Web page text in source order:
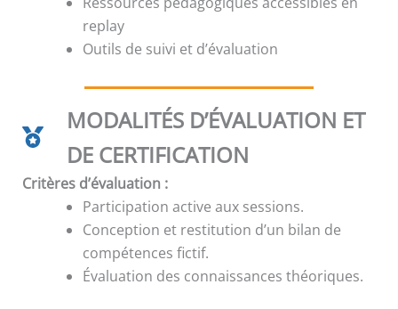
replay
Outils de suivi et d’évaluation
MODALITÉS D’ÉVALUATION ET
DE CERTIFICATION
Critères d’évaluation :
Participation active aux sessions.
Conception et restitution d’un bilan de
compétences fictif.
Évaluation des connaissances théoriques.